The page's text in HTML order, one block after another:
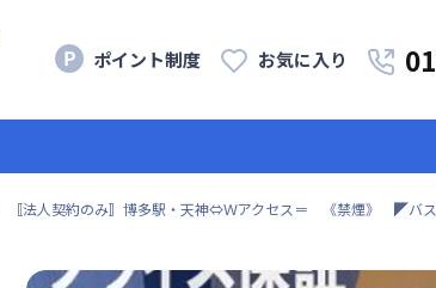
ポイント制度 お気に入り
〚法人契約のみ〛博多駅・天神⇔Ｗアクセス＝ 《禁煙》 ◤バ